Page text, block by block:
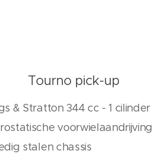
Tourno pick-up
& Stratton 344 cc - 1 cilinder
voorwielaandrijving
stalen chassis